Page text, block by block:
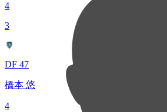
4
3
DF 47
橋本 悠
4